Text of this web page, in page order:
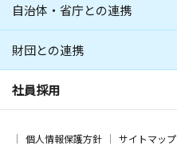
自治体・省庁との連携
財団との連携
社員採用
個人情報保護方針 サイトマップ